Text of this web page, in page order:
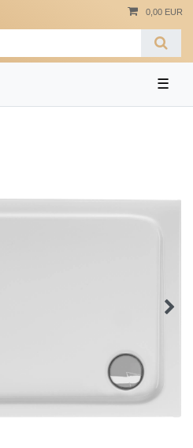
0,00 EUR
☰